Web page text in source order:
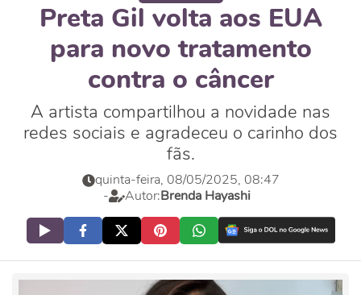
Preta Gil volta aos EUA
para novo tratamento
contra o câncer
A artista compartilhou a novidade nas
redes sociais e agradeceu o carinho dos
fãs.
quinta-feira, 08/05/2025, 08:47
-
Autor:Brenda Hayashi